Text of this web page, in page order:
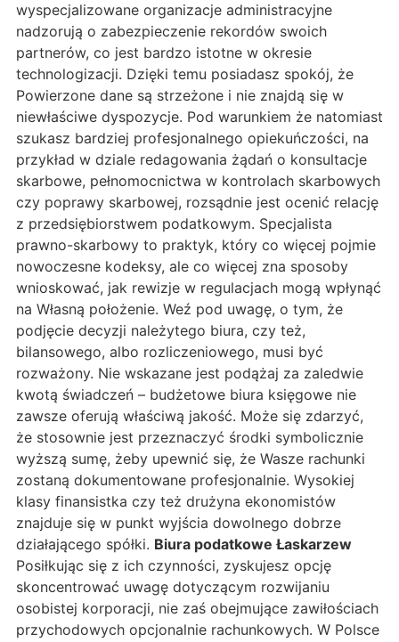
wyspecjalizowane organizacje administracyjne
nadzorują o zabezpieczenie rekordów swoich
partnerów, co jest bardzo istotne w okresie
technologizacji. Dzięki temu posiadasz spokój, że
Powierzone dane są strzeżone i nie znajdą się w
niewłaściwe dyspozycje. Pod warunkiem że natomiast
szukasz bardziej profesjonalnego opiekuńczości, na
przykład w dziale redagowania żądań o konsultacje
skarbowe, pełnomocnictwa w kontrolach skarbowych
czy poprawy skarbowej, rozsądnie jest ocenić relację
z przedsiębiorstwem podatkowym. Specjalista
prawno-skarbowy to praktyk, który co więcej pojmie
nowoczesne kodeksy, ale co więcej zna sposoby
wnioskować, jak rewizje w regulacjach mogą wpłynąć
na Własną położenie. Weź pod uwagę, o tym, że
podjęcie decyzji należytego biura, czy też,
bilansowego, albo rozliczeniowego, musi być
rozważony. Nie wskazane jest podążaj za zaledwie
kwotą świadczeń – budżetowe biura księgowe nie
zawsze oferują właściwą jakość. Może się zdarzyć,
że stosownie jest przeznaczyć środki symbolicznie
wyższą sumę, żeby upewnić się, że Wasze rachunki
zostaną dokumentowane profesjonalnie. Wysokiej
klasy finansistka czy też drużyna ekonomistów
znajduje się w punkt wyjścia dowolnego dobrze
działającego spółki. Biura podatkowe Łaskarzew
Posiłkując się z ich czynności, zyskujesz opcję
skoncentrować uwagę dotyczącym rozwijaniu
osobistej korporacji, nie zaś obejmujące zawiłościach
przychodowych opcjonalnie rachunkowych. W Polsce